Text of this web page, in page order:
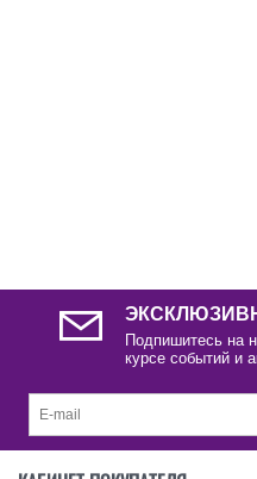
Подпишитесь на
курсе событий и